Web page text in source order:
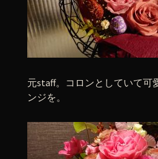
元staff。コロンとしていて可
ンジを。